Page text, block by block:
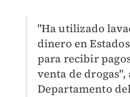
"Ha utilizado
dinero en
para recibir
venta de drogas",
Departamento